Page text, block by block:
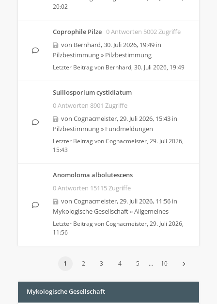
20:02
Coprophile Pilze 0 Antworten 5002 Zugriffe
von Bernhard,30. Juli 2026, 19:49 in
Pilzbestimmung» Pilzbestimmung
Letzter Beitrag von Bernhard, 30. Juli 2026, 19:49
Suillosporium cystidiatum
0 Antworten 8901 Zugriffe
von Cognacmeister,29. Juli 2026, 15:43 in
Pilzbestimmung» Fundmeldungen
Letzter Beitrag vonCognacmeister, 29. Juli 2026,
15:43
Anomoloma albolutescens
0 Antworten 15115 Zugriffe
von Cognacmeister,29. Juli 2026, 11:56 in
Mykologische Gesellschaft»Allgemeines
Letzter Beitrag vonCognacmeister, 29. Juli 2026,
11:56
1 2 3 4 5 … 10
Mykologische Gesellschaft